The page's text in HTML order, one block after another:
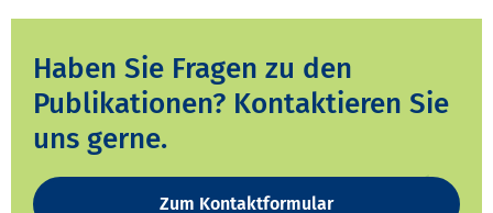
Haben Sie Fragen zu den
Publikationen? Kontaktieren Sie
uns gerne.
Zum Kontaktformular